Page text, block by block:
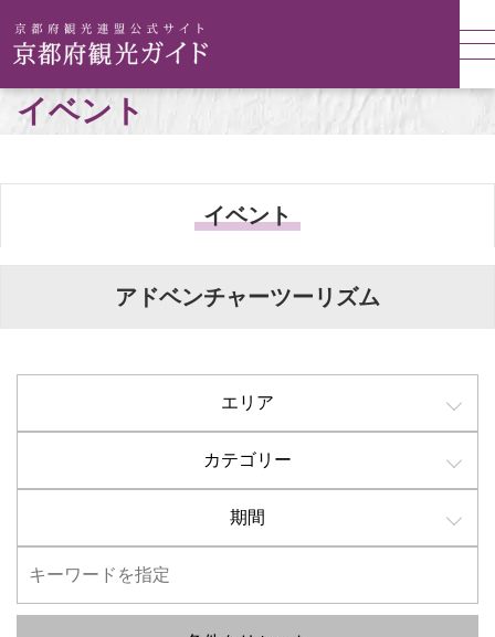
イベント
イベント
アドベンチャーツーリズム
エリア
カテゴリー
期間